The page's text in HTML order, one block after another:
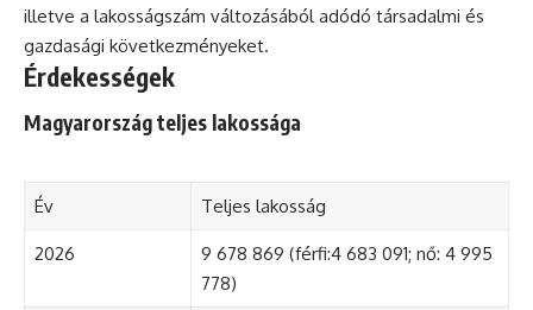
illetve a lakosságszám változásából adódó társadalmi és
gazdasági következményeket.
Érdekességek
Magyarország teljes lakossága
Év Teljes lakosság
2026
9 678 869 (férfi:4 683 091; nő: 4 995
778)